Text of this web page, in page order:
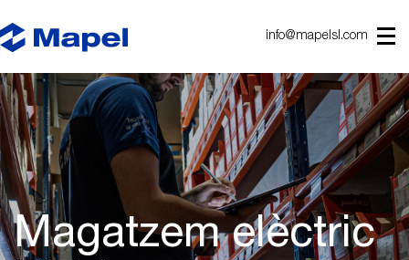
info@mapelsl.com
Magatzem elèctric